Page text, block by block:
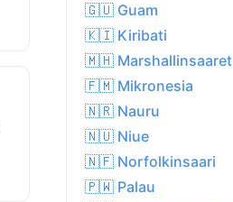
🇬🇺 Guam
🇰🇮 Kiribati
🇲🇭 Marshallinsaaret
🇫🇲 Mikronesia
🇳🇷 Nauru
🇳🇺 Niue
🇳🇫 Norfolkinsaari
🇵🇼 Palau